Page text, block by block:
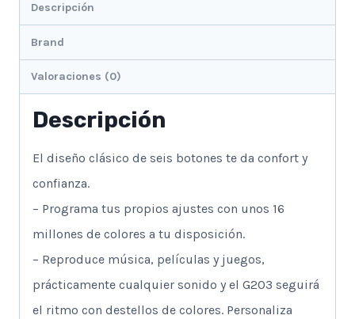
Descripción
Brand
Valoraciones (0)
Descripción
El diseño clásico de seis botones te da confort y
confianza.
– Programa tus propios ajustes con unos 16
millones de colores a tu disposición.
– Reproduce música, películas y juegos,
prácticamente cualquier sonido y el G203 seguirá
el ritmo con destellos de colores. Personaliza